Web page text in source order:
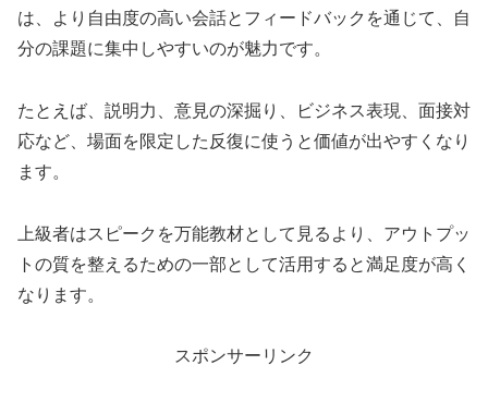
は、より自由度の高い会話とフィードバックを通じて、自
分の課題に集中しやすいのが魅力です。
たとえば、説明力、意見の深掘り、ビジネス表現、面接対
応など、場面を限定した反復に使うと価値が出やすくなり
ます。
上級者はスピークを万能教材として見るより、アウトプッ
トの質を整えるための一部として活用すると満足度が高く
なります。
スポンサーリンク